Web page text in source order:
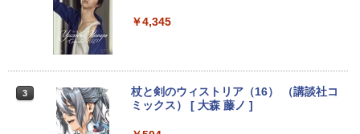
ラック
【2026年アップグレード版】AOKIMI ワイヤ
On My Road (Stadium ver.)
by Amazon 天然水ラベルレス 2L×9本
クスDIGITAL)
HUNTER×HUNTER モノクロ版 39 (ジャンプ
【マラソンP5倍/10%オフクーポン】中古
12.1インチ Bluetoot WEBカメラ Wi-Fi
HDMI 初期設定済み 送料無料 90日保証
ー シークレット 19インチワイド ノング
￥4,345
3
杖と剣のウィストリア（16） （講談社コ
ミックス） [ 大森 藤ノ ]